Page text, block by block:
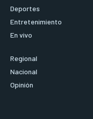
Deportes
Entretenimiento
En vivo
Regional
Nacional
Opinión